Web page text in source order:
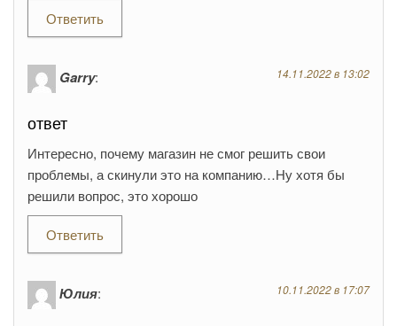
Ответить
Garry: 14.11.2022 в 13:02
ответ
Интересно, почему магазин не смог решить свои
проблемы, а скинули это на компанию…Ну хотя бы
решили вопрос, это хорошо
Ответить
Юлия: 10.11.2022 в 17:07